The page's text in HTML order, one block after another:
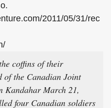
2011/05/31/rec
coffins of their
of the Canadian Joint
Kandahar March 21,
four Canadian soldiers